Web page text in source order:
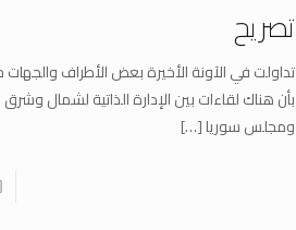
تصريح
تداولت في الآونة الأخيرة بعض الأطراف والجهات
بأن هناك لقاءات بين الإدارة الذاتية لشمال
ومجلس سوريا[…]